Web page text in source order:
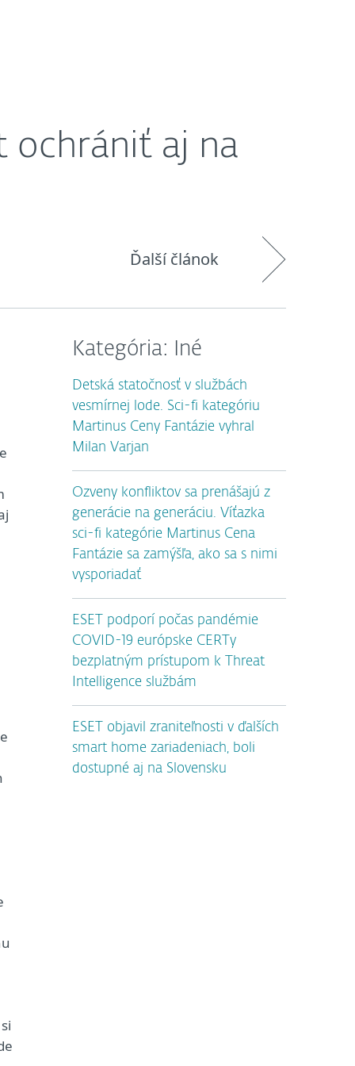
ochrániť aj na
Ďalší článok
Kategória: Iné
Detská statočnosť v službách
vesmírnej lode. Sci-fi kategóriu
Martinus Ceny Fantázie vyhral
Milan Varjan
Ozveny konfliktov sa prenášajú z
generácie na generáciu. Víťazka
sci-fi kategórie Martinus Cena
Fantázie sa zamýšľa, ako sa s nimi
vysporiadať
ESET podporí počas pandémie
COVID-19 európske CERTy
bezplatným prístupom k Threat
Intelligence službám
ESET objavil zraniteľnosti v ďalších
smart home zariadeniach, boli
dostupné aj na Slovensku